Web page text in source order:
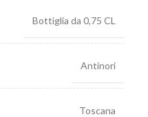
Bottiglia da 0,75 CL
Antinori
Toscana